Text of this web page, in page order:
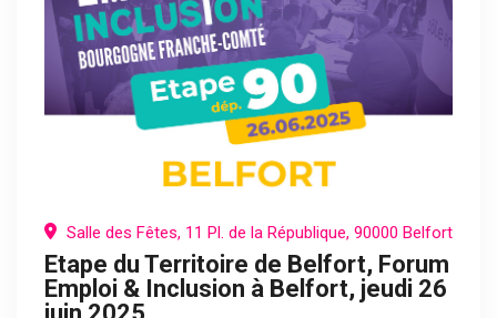
Salle des Fêtes, 11 Pl. de la République, 90000 Belfort
Etape du Territoire de Belfort, Forum
Emploi & Inclusion à Belfort, jeudi 26